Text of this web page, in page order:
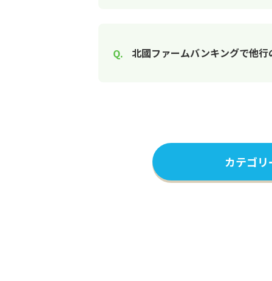
北國ファームバンキングで他
カテゴ